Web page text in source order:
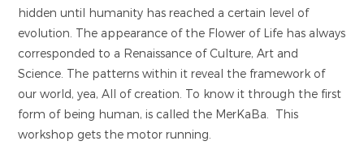
hidden until humanity has reached a certain level of
evolution. The appearance of the Flower of Life has always
corresponded to a Renaissance of Culture, Art and
Science. The patterns within it reveal the framework of
our world, yea, All of creation. To know it through the first
form of being human, is called the MerKaBa. This
workshop gets the motor running.